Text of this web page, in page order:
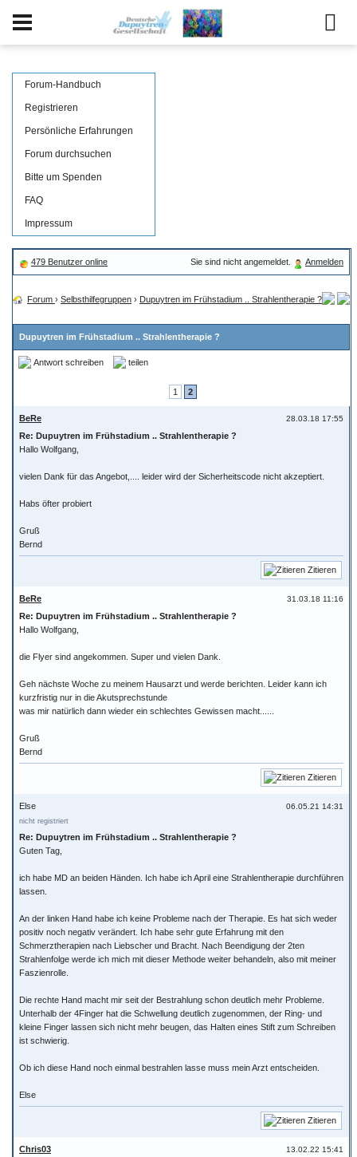
Forum-Handbuch
Registrieren
Persönliche Erfahrungen
Forum durchsuchen
Bitte um Spenden
FAQ
Impressum
479 Benutzer online Sie sind nicht angemeldet. Anmelden
Forum › Selbsthilfegruppen › Dupuytren im Frühstadium .. Strahlentherapie ?
Dupuytren im Frühstadium .. Strahlentherapie ?
Antwort schreiben teilen
1 2
28.03.18 17:55
BeRe
Re: Dupuytren im Frühstadium .. Strahlentherapie ?
Hallo Wolfgang,
vielen Dank für das Angebot,.... leider wird der Sicherheitscode nicht akzeptiert.
Habs öfter probiert
Gruß
Bernd
Zitieren
31.03.18 11:16
BeRe
Re: Dupuytren im Frühstadium .. Strahlentherapie ?
Hallo Wolfgang,
die Flyer sind angekommen. Super und vielen Dank.
Geh nächste Woche zu meinem Hausarzt und werde berichten. Leider kann ich
kurzfristig nur in die Akutsprechstunde
was mir natürlich dann wieder ein schlechtes Gewissen macht......
Gruß
Bernd
Zitieren
06.05.21 14:31
Else
nicht registriert
Re: Dupuytren im Frühstadium .. Strahlentherapie ?
Guten Tag,
ich habe MD an beiden Händen. Ich habe ich April eine Strahlentherapie durchführen
lassen.
An der linken Hand habe ich keine Probleme nach der Therapie. Es hat sich weder
positiv noch negativ verändert. Ich habe sehr gute Erfahrung mit den
Schmerztherapien nach Liebscher und Bracht. Nach Beendigung der 2ten
Strahlenfolge werde ich mich mit dieser Methode weiter behandeln, also mit meiner
Faszienrolle.
Die rechte Hand macht mir seit der Bestrahlung schon deutlich mehr Probleme.
Unterhalb der 4Finger hat die Schwellung deutlich zugenommen, der Ring- und
kleine Finger lassen sich nicht mehr beugen, das Halten eines Stift zum Schreiben
ist schwierig.
Ob ich diese Hand noch einmal bestrahlen lasse muss mein Arzt entscheiden.
Else
Zitieren
13.02.22 15:41
Chris03